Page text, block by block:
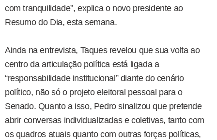
com tranquilidade”, explica o novo presidente ao
Resumo do Dia, esta semana.
Ainda na entrevista, Taques revelou que sua volta ao
centro da articulação política está ligada a
“responsabilidade institucional” diante do cenário
político, não só o projeto eleitoral pessoal para o
Senado. Quanto a isso, Pedrosinalizou que pretende
abrir conversas individualizadas e coletivas, tanto com
os quadros atuais quanto com outras forças políticas,